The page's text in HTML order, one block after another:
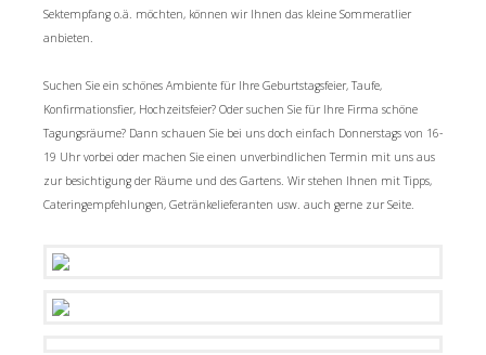
Sektempfang o.ä. möchten, können wir Ihnen das kleine Sommeratlier
anbieten.
Suchen Sie ein schönes Ambiente für Ihre Geburtstagsfeier, Taufe,
Konfirmationsfier, Hochzeitsfeier? Oder suchen Sie für Ihre Firma schöne
Tagungsräume? Dann schauen Sie bei uns doch einfach Donnerstags von 16-
19 Uhr vorbei oder machen Sie einen unverbindlichen Termin mit uns aus
zur besichtigung der Räume und des Gartens. Wir stehen Ihnen mit Tipps,
Cateringempfehlungen, Getränkelieferanten usw. auch gerne zur Seite.